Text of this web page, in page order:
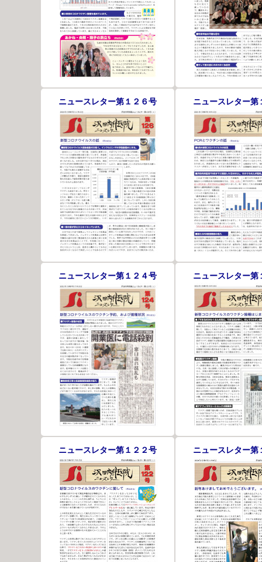
ニュースレター第１２６号 ニュースレター第
ニュースレター第１２４号 ニュースレター第
ニュースレター第１２２号 ニュースレター第